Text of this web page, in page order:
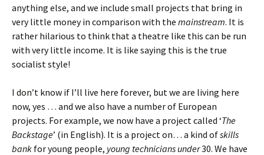
anything else, and we include small projects that bring in
very little money in comparison with the mainstream. It is
rather hilarious to think that a theatre like this can be run
with very little income. It is like saying this is the true
socialist style!
I don’t know if I’ll live here forever, but we are living here
now, yes … and we also have a number of European
projects. For example, we now have a project called ‘The
Backstage’ (in English). It is a project on… a kind ofskills
bank for young people, young technicians under30. We have